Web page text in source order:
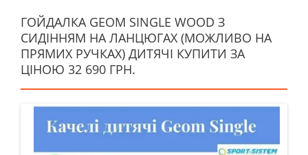
ГОЙДАЛКА GEOM SINGLE WOOD З
СИДІННЯМ НА ЛАНЦЮГАХ (МОЖЛИВО НА
ПРЯМИХ РУЧКАХ) ДИТЯЧІ КУПИТИ ЗА
ЦІНОЮ 32 690 ГРН.